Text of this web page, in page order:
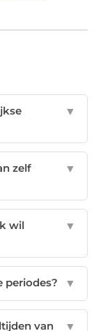
▼
zelf
▼
wil
▼
periodes? ▼
van ▼